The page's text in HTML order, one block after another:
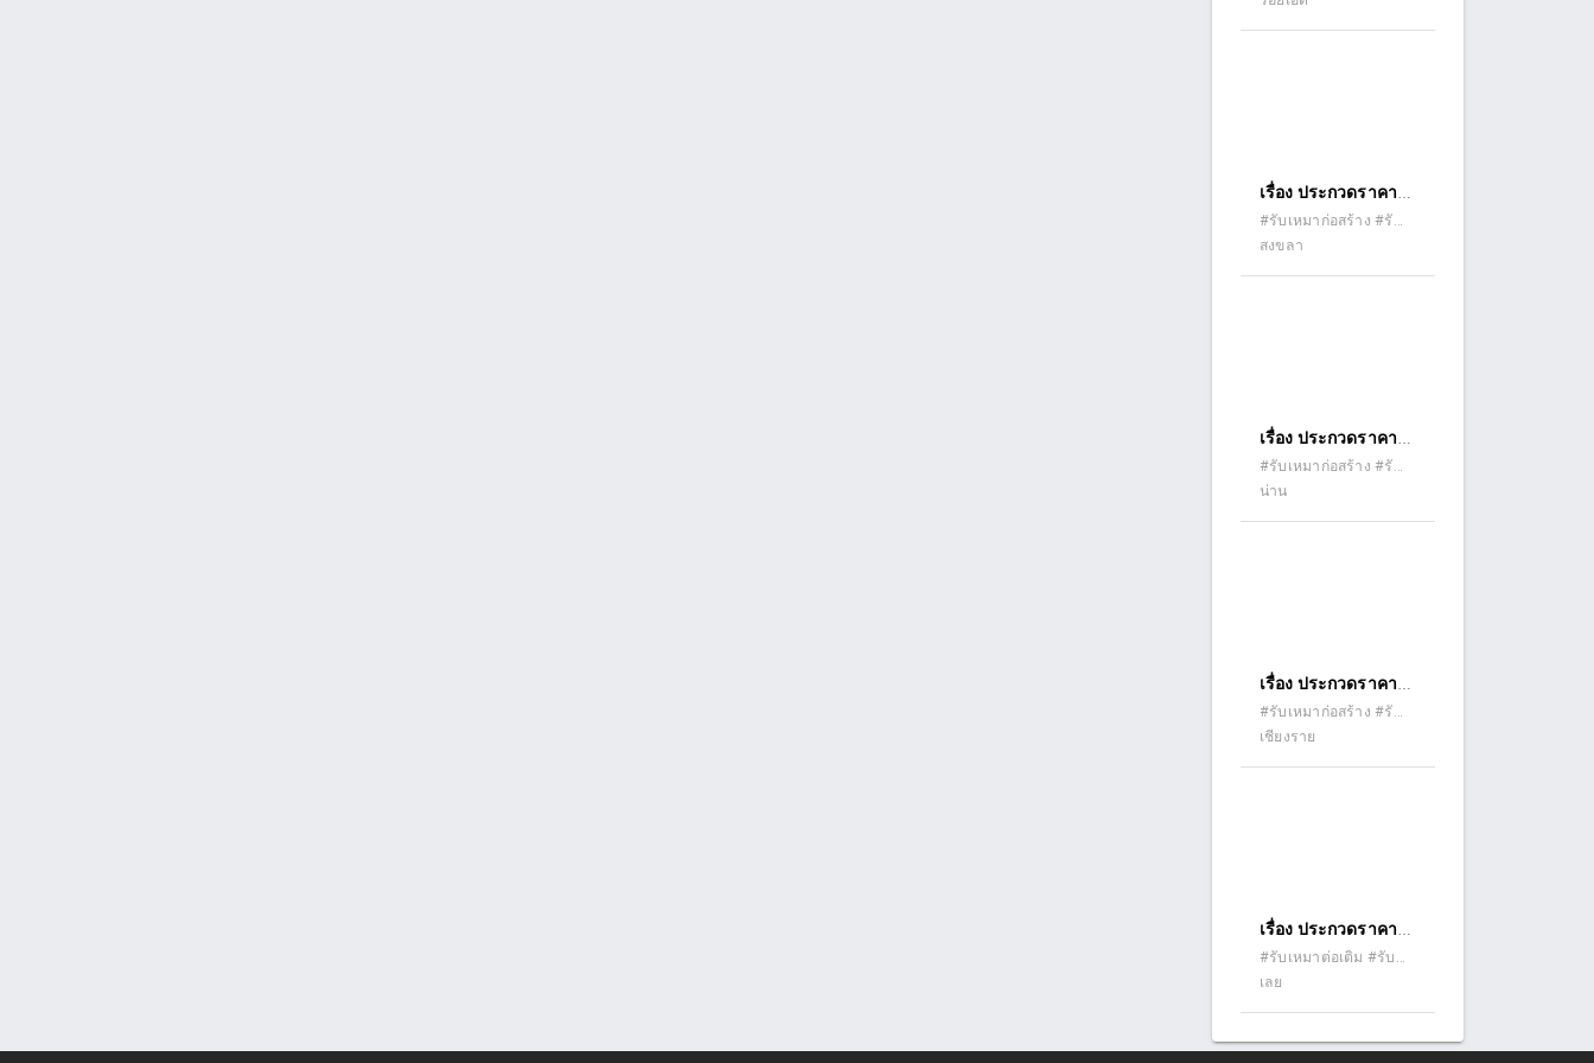
เกษตรอำเภอจตุร
bidding)
เรื่อง ประกวดราคา
จ้างก่อสร้างบ้านพัก
ข้าราชการ ระดับ
๕-๖ โครงการส่งน้ำ
ประกวดราคา
อิเล็กทรอนิกส์ (e-
#รับเหมาก่อสร้าง #รับ
เหมาต่อเติม
สงขลา
เรื่อง ประกวดราคา
จ้างก่อสร้างปรับปรุง
ซ่อมแซมอาคารเรียน
อาคารประกอบ และ
#รับเหมาก่อสร้าง #รับ
เหมาต่อเติม #รับเหมา
น่าน
เรื่อง ประกวดราคา
จ้างก่อสร้างปรับปรุง
บ้านพักข้าราชการ
สำนักงานอัยการ
#รับเหมาก่อสร้าง #รับ
เหมาต่อเติม #รับเหมา
เชียงราย
เรื่อง ประกวดราคา
จ้างก่อสร้างโครงการ
ปรับปรุงที่ว่าการ
อำเภอเมืองเลย ตำบล
กุดป่อง อำเภอเมือง
#รับเหมาต่อเติม #รับ
เหมาปรับปรุง (รีโนเวท)
เลย